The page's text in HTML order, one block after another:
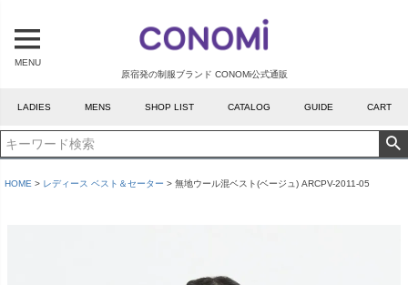
原宿発の制服ブランド CONOMi公式通販
MENU
LADIES MENS SHOP LIST CATALOG GUIDE CART
HOME レディース ベスト＆セーター 無地ウール混ベスト(ベージュ) ARCPV-2011-05